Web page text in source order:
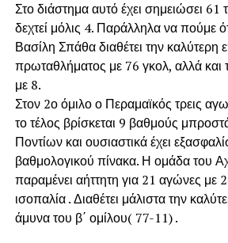
Στο διάστημα αυτό έχει σημειώσει 61
δεχτεί μόλις 4. Παράλληλα να πούμε
Βασίλη Σπάθα διαθέτει την καλύτερη
πρωταθλήματος με 76 γκολ, αλλά και
με 8.
Στον 2ο όμιλο ο Περαμαϊκός τρεις
το τέλος βρίσκεται 9 βαθμούς
Ποντίων και ουσιαστικά έχει
βαθμολογικού πίνακα. Η ομάδα του
παραμένει αήττητη για 21 αγώνες με
ισοπαλία . Διαθέτει μάλιστα την
άμυνα του β΄ ομίλου( 77-11) .